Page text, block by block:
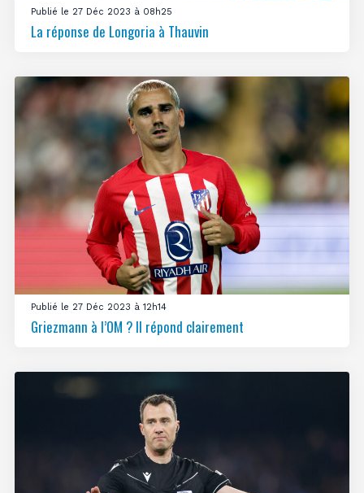
Publié le 27 Déc 2023 à 08h25
La réponse de Longoria à Thauvin
Publié le 27 Déc 2023 à 12h14
Griezmann à l’OM ? Il répond clairement